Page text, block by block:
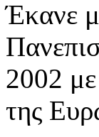
Έκανε
2002 με
της